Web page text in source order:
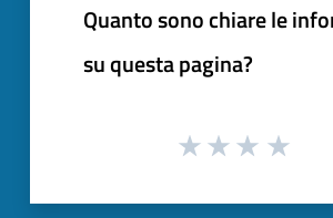
Quanto sono chiare le
su questa pagina?